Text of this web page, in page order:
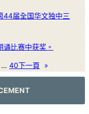
44届全国华文独中三
比赛中获奖。
… 40下一頁 »